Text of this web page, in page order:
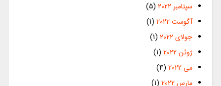
سپتامبر 2022
(5)
آگوست 2022
(1)
جولای 2022
(1)
ژوئن 2022
(1)
می 2022
(4)
مارس 2022
(1)